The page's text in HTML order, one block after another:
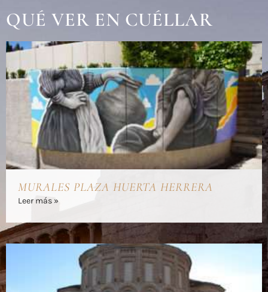
QUÉ VER EN CUÉLLAR
MURALES PLAZA HUERTA HERRERA
Leer más »